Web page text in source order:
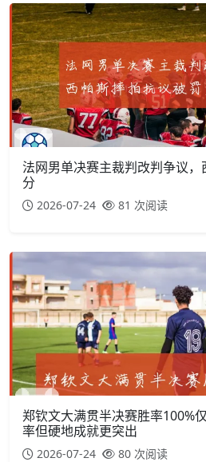
法网男单决赛主裁判改判争议
分
2026-07-24 81 次阅读
郑钦文大满贯半决赛胜率100%
率但硬地成就更突出
2026-07-24 80 次阅读